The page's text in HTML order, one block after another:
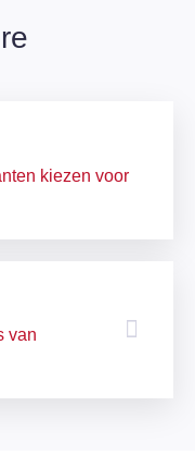
kiezen voor
van